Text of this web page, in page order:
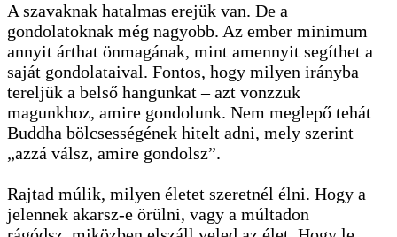
A szavaknak hatalmas erejük van. De a
gondolatoknak még nagyobb. Az ember minimum
annyit árthat önmagának, mint amennyit segíthet a
saját gondolataival. Fontos, hogy milyen irányba
tereljük a belső hangunkat – azt vonzzuk
magunkhoz, amire gondolunk. Nem meglepő tehát
Buddha bölcsességének hitelt adni, mely szerint
„azzá válsz, amire gondolsz”.
Rajtad múlik, milyen életet szeretnél élni. Hogy a
jelennek akarsz-e örülni, vagy a múltadon